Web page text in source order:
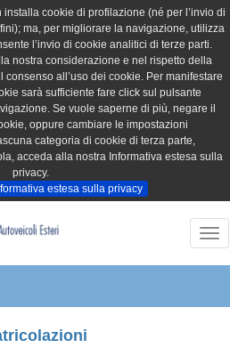
cookie di profilazione (né per l’invio di
ma, per migliorare la navigazione, utilizza
l’invio di cookie analitici di terze parti.
nostra considerazione e nel rispetto della
all’uso dei cookie. Per manifestare
sarà sufficiente fare click sul pulsante
Se vuole saperne di più, negare il
oppure cambiare le impostazioni
categoria di cookie di terza parte,
acceda alla nostra Informativa estesa sulla
privacy.
estesa sulla privacy